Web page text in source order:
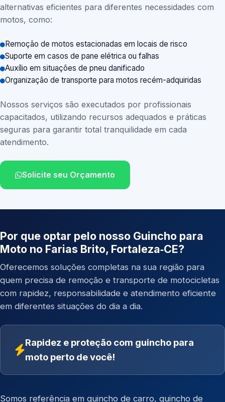
alternativas eficientes para diferentes necessidades com
motos, como:
Remoção de motos estacionadas em locais de risco
Suporte em casos de pane elétrica ou falhas
Auxílio em situações de pneu danificado
Organização de transporte para motos recém-adquiridas
Nossos serviços são executados por profissionais
capacitados, utilizando recursos adequados e práticas
seguras para garantir total tranquilidade em cada
atendimento.
Solicite seu Orçamento
Por que optar pelo nosso Guincho para
Moto no Farias Brito, Fortaleza‑CE?
Oferecemos soluções completas na sua região para
quem precisa de remoção e transporte de motocicletas
com rapidez, responsabilidade e atendimento eficiente
em diferentes situações do dia a dia.
Rapidez e proteção com guincho para
moto perto de você!
Somos referência em guincho de carro, guincho de